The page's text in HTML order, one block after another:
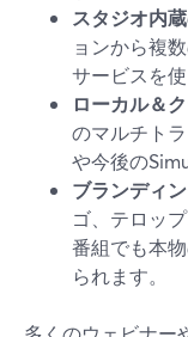
スタジオ内
ョンから複
サービスを
ローカル＆
のマルチト
や今後の
ブランディ
ゴ、テロッ
番組でも本
られます。